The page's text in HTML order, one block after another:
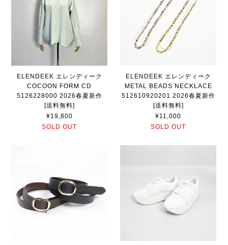
ELENDEEK エレンディーク
COCOON FORM CD
5126228000 2026春夏新作
[送料無料]
¥19,800
SOLD OUT
ELENDEEK エレンディーク
METAL BEADS NECKLACE
512610920201 2026春夏新作
[送料無料]
¥11,000
SOLD OUT